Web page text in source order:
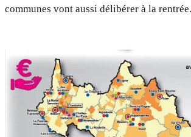
communes vont aussi délibérer à la